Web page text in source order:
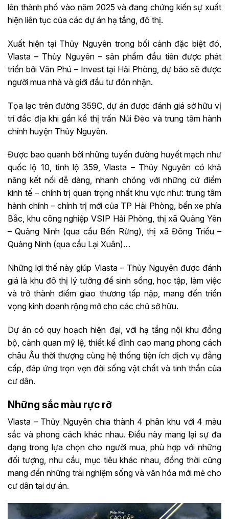
lên thành phố vào năm 2025 và đang chứng kiến sự xuất
hiện liên tục của các dự án hạ tầng, đô thị.
Xuất hiện tại Thủy Nguyên trong bối cảnh đặc biệt đó,
Vlasta – Thủy Nguyên – sản phẩm đầu tiên được phát
triển bởi Văn Phú – Invest tại Hải Phòng, dự báo sẽ được
người mua nhà và giới đầu tư đón nhận.
Tọa lạc trên đường 359C, dự án được đánh giá sở hữu vị
trí đắc địa khi gần kề thị trấn Núi Đèo và trung tâm hành
chính huyện Thủy Nguyên.
Được bao quanh bởi những tuyến đường huyết mạch như
quốc lộ 10, tỉnh lộ 359, Vlasta – Thủy Nguyên có khả
năng kết nối dễ dàng, nhanh chóng với những cứ điểm
kinh tế – chính trị quan trọng nhất khu vực như: trung tâm
hành chính – chính trị mới của TP Hải Phòng, bến xe phía
Bắc, khu công nghiệp VSIP Hải Phòng, thị xã Quảng Yên
– Quảng Ninh (qua cầu Bến Rừng), thị xã Đông Triều –
Quảng Ninh (qua cầu Lại Xuân)…
Những lợi thế này giúp Vlasta – Thủy Nguyên được đánh
giá là khu đô thị lý tưởng để sinh sống, học tập, làm việc
và trở thành điểm giao thương tấp nập, mang đến triển
vọng kinh doanh rộng mở cho các chủ sở hữu.
Dự án có quy hoạch hiện đại, với hạ tầng nội khu đồng
bộ, cảnh quan mỹ lệ, thiết kế đỉnh cao mang phong cách
châu Âu thời thượng cùng hệ thống tiện ích dịch vụ đẳng
cấp, đáp ứng trọn vẹn đời sống vật chất và tinh thần của
cư dân.
Những sắc màu rực rỡ
Vlasta – Thủy Nguyên chia thành 4 phân khu với 4 màu
sắc và phong cách khác nhau. Điều này mang lại sự đa
dạng trong lựa chọn cho người mua, phù hợp với những
đối tượng, nhu cầu, mục tiêu khác nhau, đồng thời cũng
mang đến những trải nghiệm sống và văn hóa mới mẻ cho
cư dân tại dự án.